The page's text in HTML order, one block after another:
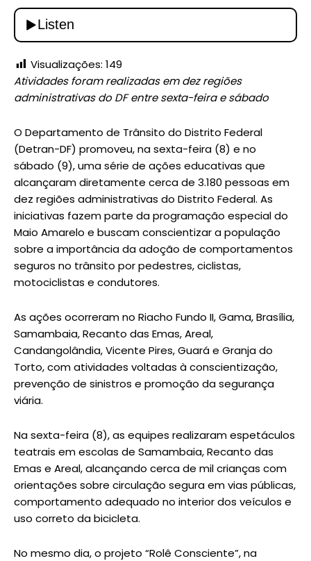
Visualizações: 149
Atividades foram realizadas em dez regiões
administrativas do DF entre sexta-feira e sábado
O Departamento de Trânsito do Distrito Federal
(Detran-DF) promoveu, na sexta-feira (8) e no
sábado (9), uma série de ações educativas que
alcançaram diretamente cerca de 3.180 pessoas em
dez regiões administrativas do Distrito Federal. As
iniciativas fazem parte da programação especial do
Maio Amarelo e buscam conscientizar a população
sobre a importância da adoção de comportamentos
seguros no trânsito por pedestres, ciclistas,
motociclistas e condutores.
As ações ocorreram no Riacho Fundo II, Gama, Brasília,
Samambaia, Recanto das Emas, Areal,
Candangolândia, Vicente Pires, Guará e Granja do
Torto, com atividades voltadas à conscientização,
prevenção de sinistros e promoção da segurança
viária.
Na sexta-feira (8), as equipes realizaram espetáculos
teatrais em escolas de Samambaia, Recanto das
Emas e Areal, alcançando cerca de mil crianças com
orientações sobre circulação segura em vias públicas,
comportamento adequado no interior dos veículos e
uso correto da bicicleta.
No mesmo dia, o projeto “Rolê Consciente”, na